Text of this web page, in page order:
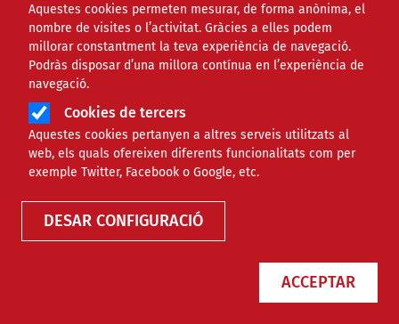
Aquestes cookies permeten mesurar, de forma anònima, el
nombre de visites o l’activitat. Gràcies a elles podem
millorar constantment la teva experiència de navegació.
Podràs disposar d’una millora contínua en l’experiència de
navegació.
Cookies de tercers
Aquestes cookies pertanyen a altres serveis utilitzats al
web, els quals ofereixen diferents funcionalitats com per
exemple Twitter, Facebook o Google, etc.
DESAR CONFIGURACIÓ
ACCEPTAR